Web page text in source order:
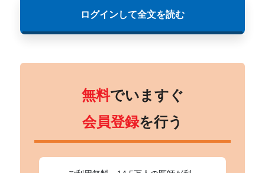
ログインして全文を読む
無料でいますぐ
会員登録を行う